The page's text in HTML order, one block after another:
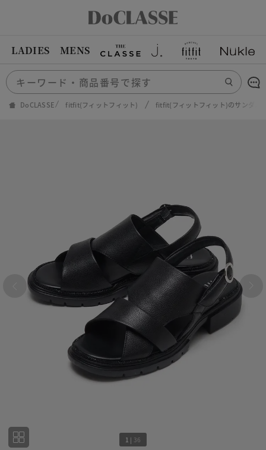
LADIES MENS
DoCLASSE fitfit(フィットフィット) fitfit(フィットフィット)のサンダル
1 | 36